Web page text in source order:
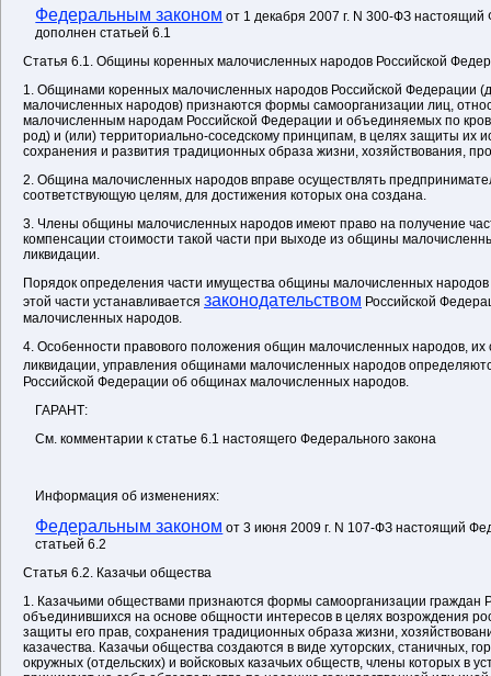
Федеральным законом от 1 декабря 2007 г. N 300-ФЗ
дополнен статьей 6.1
Статья 6.1. Общины коренных малочисленных народов Российской
1. Общинами коренных малочисленных народов Российской Федерации
малочисленных народов) признаются формы самоорганизации лиц,
малочисленным народам Российской Федерации и объединяемых по
род) и (или) территориально-соседскому принципам, в целях защиты их
сохранения и развития традиционных образа жизни, хозяйствования,
2. Община малочисленных народов вправе осуществлять
соответствующую целям, для достижения которых она создана.
3. Члены общины малочисленных народов имеют право на получение
компенсации стоимости такой части при выходе из общины
ликвидации.
Порядок определения части имущества общины малочисленных
этой части устанавливается законодательством Российской
малочисленных народов.
4. Особенности правового положения общин малочисленных народов, их
ликвидации, управления общинами малочисленных народов
Российской Федерации об общинах малочисленных народов.
ГАРАНТ:
См. комментарии к статье 6.1 настоящего Федерального закона
Информация об изменениях:
Федеральным законом от 3 июня 2009 г. N 107-ФЗ настоящий
статьей 6.2
Статья 6.2. Казачьи общества
1. Казачьими обществами признаются формы самоорганизации граждан
объединившихся на основе общности интересов в целях возрождения
защиты его прав, сохранения традиционных образа жизни,
казачества. Казачьи общества создаются в виде хуторских, станичных,
окружных (отдельских) и войсковых казачьих обществ, члены которых в